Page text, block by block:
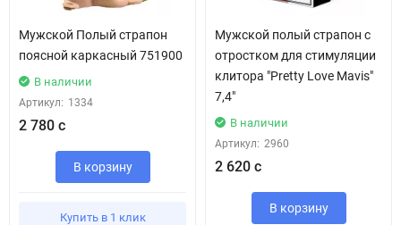
Мужской Полый страпон
поясной каркасный 751900
В наличии
Артикул: 1334
2 780 с
В корзину
Купить в 1 клик
Мужской полый страпон с
отростком для стимуляции
клитора "Pretty Love Mavis"
7,4"
В наличии
Артикул: 2960
2 620 с
В корзину